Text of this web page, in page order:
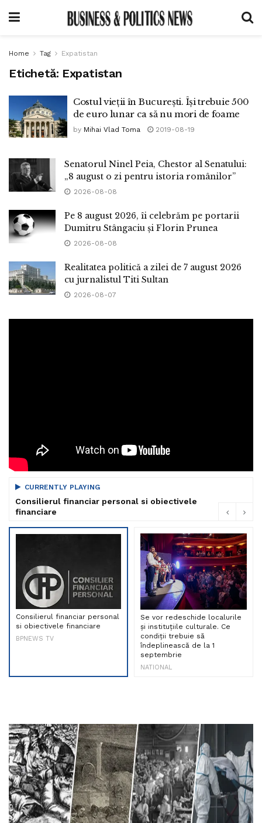
Home Tag Expatistan
Etichetă: Expatistan
Costul vieții în București. Își trebuie 500
de euro lunar ca să nu mori de foame
by Mihai Vlad Toma 2019-08-19
Senatorul Ninel Peia, Chestor al Senatului:
„8 august o zi pentru istoria românilor”
2026-08-08
Pe 8 august 2026, îi celebrăm pe portarii
Dumitru Stângaciu și Florin Prunea
2026-08-08
Realitatea politică a zilei de 7 august 2026
cu jurnalistul Titi Sultan
2026-08-07
CURRENTLY PLAYING
Consilierul financiar personal si obiectivele
financiare
Consilierul financiar personal
si obiectivele financiare
BPNEWS TV
Se vor redeschide localurile
și instituțiile culturale. Ce
condiții trebuie să
îndeplinească de la 1
septembrie
NATIONAL